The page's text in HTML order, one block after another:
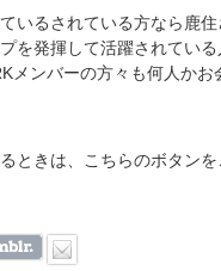
いるされている方なら鹿
を発揮して活躍されてい
メンバーの方々も何人か
ときは、こちらのボタンを